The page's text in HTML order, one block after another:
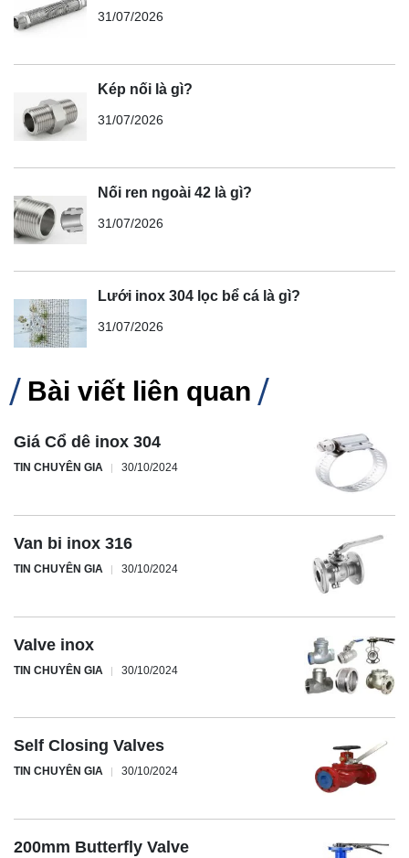
31/07/2026
Kép nối là gì?
31/07/2026
Nối ren ngoài 42 là gì?
31/07/2026
Lưới inox 304 lọc bể cá là gì?
31/07/2026
Bài viết liên quan
Giá Cổ dê inox 304
TIN CHUYÊN GIA 30/10/2024
Van bi inox 316
TIN CHUYÊN GIA 30/10/2024
Valve inox
TIN CHUYÊN GIA 30/10/2024
Self Closing Valves
TIN CHUYÊN GIA 30/10/2024
200mm Butterfly Valve